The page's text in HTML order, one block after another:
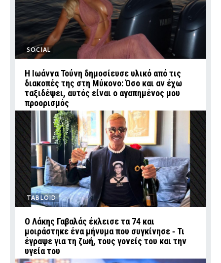
SOCIAL
Η Ιωάννα Τούνη δημοσίευσε υλικό από τις
διακοπές της στη Μύκονο: Όσο και αν έχω
ταξιδέψει, αυτός είναι ο αγαπημένος μου
προορισμός
TABLOID
Ο Λάκης Γαβαλάς έκλεισε τα 74 και
μοιράστηκε ένα μήνυμα που συγκίνησε ‑ Τι
έγραψε για τη ζωή, τους γονείς του και την
υγεία του